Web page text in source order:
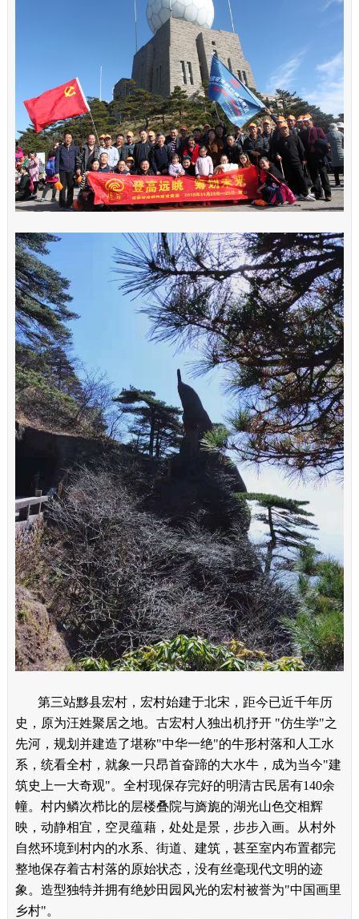
第三站黟县宏村，宏村始建于北宋，距今已近千年历
史，原为汪姓聚居之地。古宏村人独出机抒开"仿生学"之
先河，规划并建造了堪称"中华一绝"的牛形村落和人工水
系，统看全村，就象一只昂首奋蹄的大水牛，成为当今"建
筑史上一大奇观"。全村现保存完好的明清古民居有140余
幢。村内鳞次栉比的层楼叠院与旖旎的湖光山色交相辉
映，动静相宜，空灵蕴藉，处处是景，步步入画。从村外
自然环境到村内的水系、街道、建筑，甚至室内布置都完
整地保存着古村落的原始状态，没有丝毫现代文明的迹
象。造型独特并拥有绝妙田园风光的宏村被誉为"中国画里
乡村"。